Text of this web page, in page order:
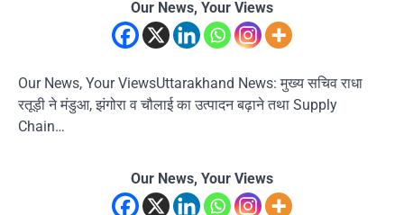
Our News, Your Views
Our News, Your ViewsUttarakhand News: मुख्य सचिव राधा
रतूड़ी ने मंडुआ, झंगोरा व चौलाई का उत्पादन बढ़ाने तथा Supply
Chain…
Our News, Your Views